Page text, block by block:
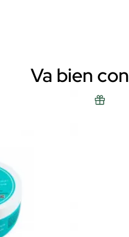
Va bien con